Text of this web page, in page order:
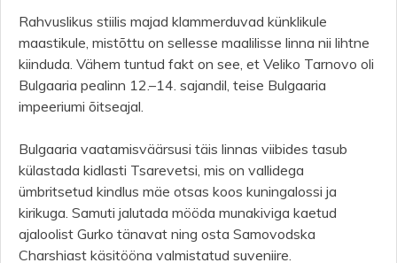
Rahvuslikus stiilis majad klammerduvad künklikule
maastikule, mistõttu on sellesse maalilisse linna nii lihtne
kiinduda. Vähem tuntud fakt on see, et Veliko Tarnovo oli
Bulgaaria pealinn 12.–14. sajandil, teise Bulgaaria
impeeriumi õitseajal.
Bulgaaria vaatamisväärsusi täis linnas viibides tasub
külastada kidlasti Tsarevetsi, mis on vallidega
ümbritsetud kindlus mäe otsas koos kuningalossi ja
kirikuga. Samuti jalutada mööda munakiviga kaetud
ajaloolist Gurko tänavat ning osta Samovodska
Charshiast käsitööna valmistatud suveniire.